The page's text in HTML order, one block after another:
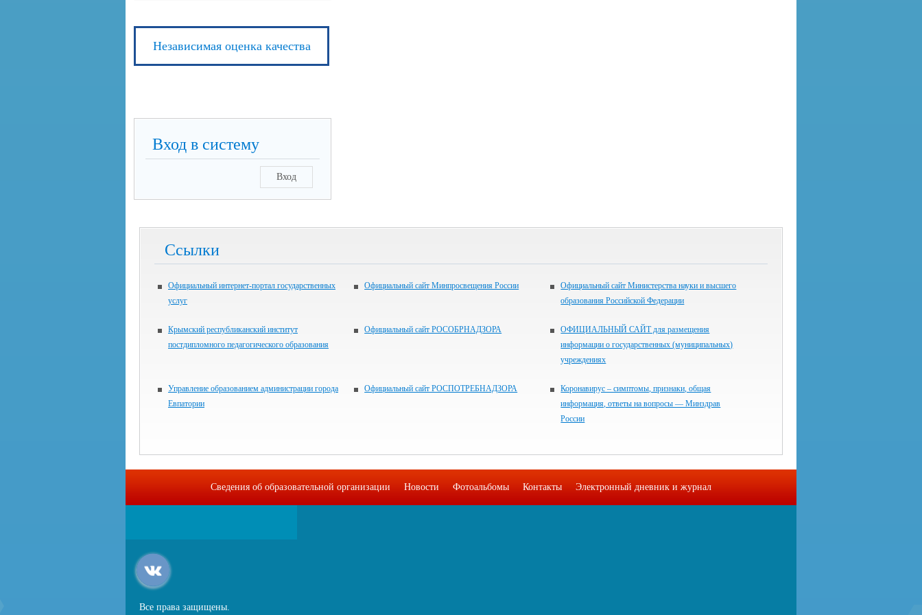
Независимая оценка качества
Вход в систему
Вход
Ссылки
Официальный интернет-портал государственных
услуг
Официальный сайт Минпросвещения России
Официальный сайт Министерства науки и высшего
образования Российской Федерации
Крымский республиканский институт
постдипломного педагогического образования
Официальный сайт РОСОБРНАДЗОРА
ОФИЦИАЛЬНЫЙ САЙТ для размещения
информации о государственных (муниципальных)
учреждениях
Управление образованием администрации города
Евпатории
Официальный сайт РОСПОТРЕБНАДЗОРА
Коронавирус – симптомы, признаки, общая
информация, ответы на вопросы — Минздрав
России
Сведения об образовательной организации Новости Фотоальбомы Контакты Электронный дневник и журнал
Все права защищены.